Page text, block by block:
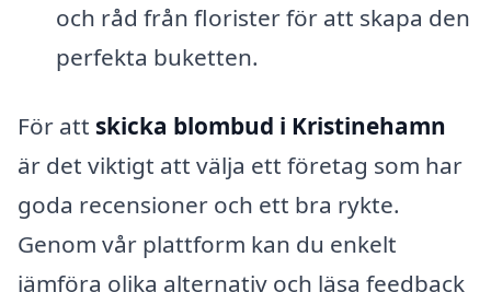
och råd från florister för att skapa den
perfekta buketten.
För att skicka blombud i Kristinehamn
är det viktigt att välja ett företag som har
goda recensioner och ett bra rykte.
Genom vår plattform kan du enkelt
jämföra olika alternativ och läsa feedback